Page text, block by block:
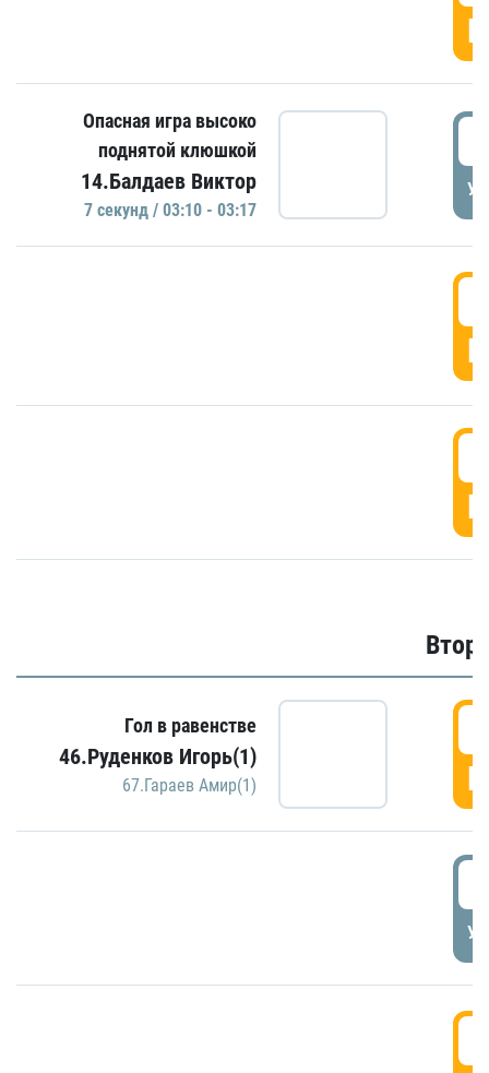
Опасная игра высоко
поднятой клюшкой
14.Балдаев Виктор
7 секунд / 03:10 - 03:17
Гол в равенстве
46.Руденков Игорь(1)
67.Гараев Амир(1)